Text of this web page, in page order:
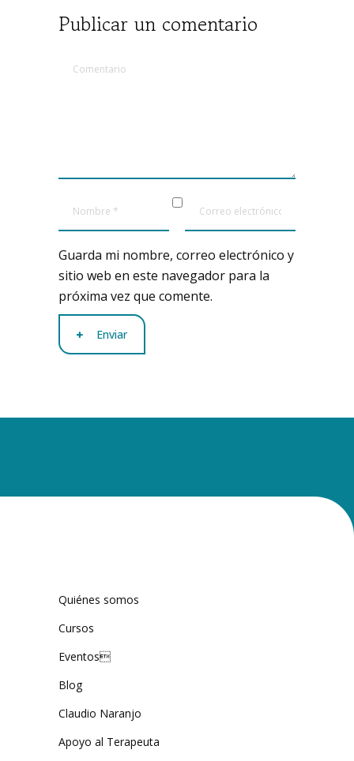
Publicar un comentario
Guarda mi nombre, correo electrónico y
sitio web en este navegador para la
próxima vez que comente.
Enviar
Quiénes somos
Cursos
Eventos
Blog
Claudio Naranjo
Apoyo al Terapeuta